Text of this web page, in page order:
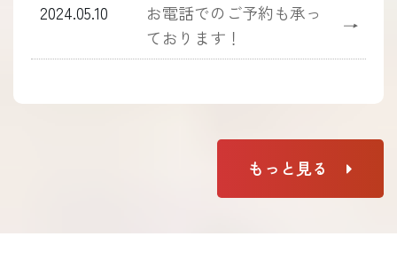
2024.05.10
お電話でのご予約も承っ
ております！
→
もっと見る